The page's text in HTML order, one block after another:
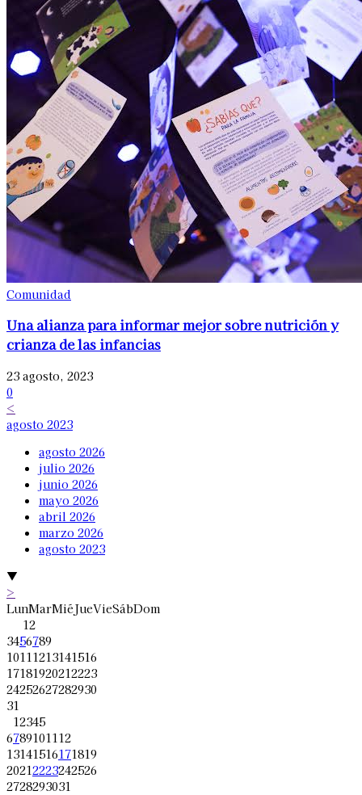
Comunidad
Una alianza para informar mejor sobre nutrición y
crianza de las infancias
23 agosto, 2023
0
<
agosto 2023
agosto 2026
julio 2026
junio 2026
mayo 2026
abril 2026
marzo 2026
agosto 2023
▼
>
LunMarMiéJueVieSábDom
12
3456789
10111213141516
17181920212223
24252627282930
31
12345
6789101112
13141516171819
20212223242526
2728293031